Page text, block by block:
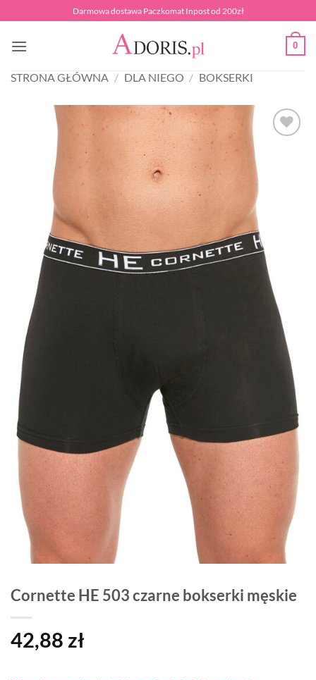
do
zawartości
Darmowa dostawa Paczkomat Inpost od 200zł
0
STRONA GŁÓWNA / DLA NIEGO / BOKSERKI
Cornette HE 503 czarne bokserki męskie
42,88 zł